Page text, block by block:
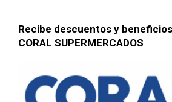
Recibe descuentos y
CORAL SUPERMERCADOS